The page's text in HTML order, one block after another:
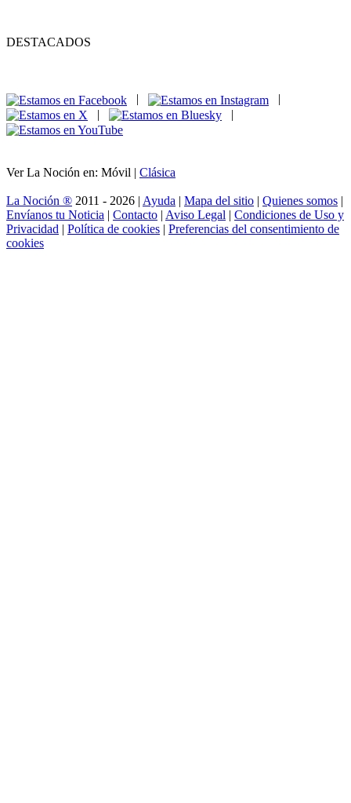
DESTACADOS
|
|
|
|
Ver La Noción en: Móvil | Clásica
La Noción ® 2011 - 2026 | Ayuda | Mapa del sitio | Quienes somos |
Envíanos tu Noticia | Contacto | Aviso Legal | Condiciones de Uso y
Privacidad | Política de cookies | Preferencias del consentimiento de
cookies